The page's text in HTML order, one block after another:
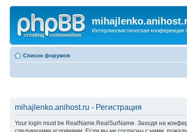
Интерлингвистическая
Список форумов
mihajlenko.anihost.ru - Регистрация
Your login must be RealName.RealSurName. Заходя на